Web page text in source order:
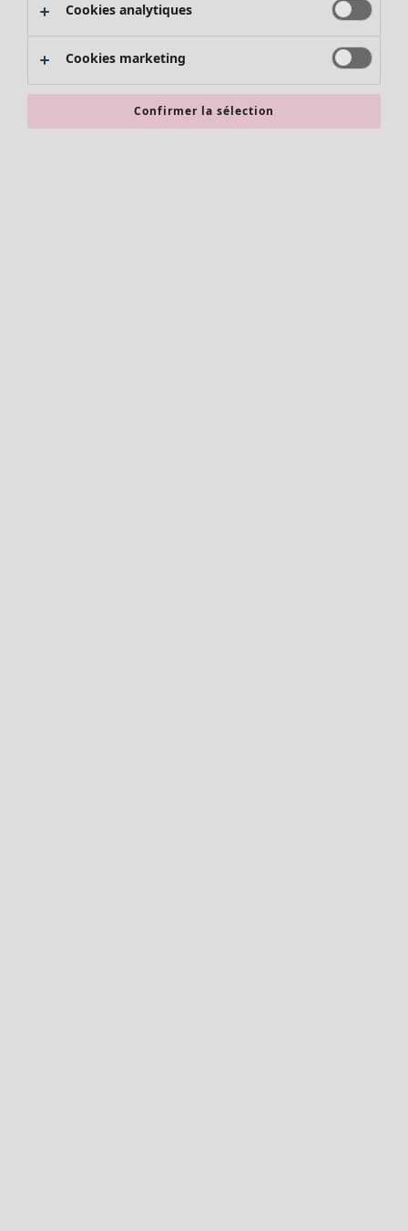
Promos SOLDES
Les promos de Gudrun Sjödén
Nouvel arrivage
Bonnes affaires en soldes - jusqu'à -70
Cookies analytiques
Cookies marketing
Confirmer la sélection